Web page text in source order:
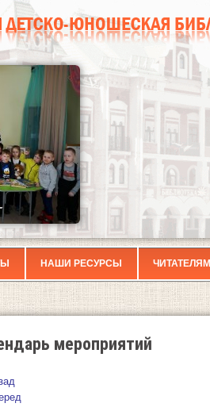
НАШИ РЕСУРСЫ ЧИТАТЕЛЯМ
мероприятий